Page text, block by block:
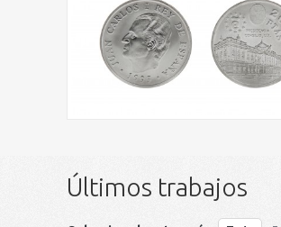
Últimos trabajos